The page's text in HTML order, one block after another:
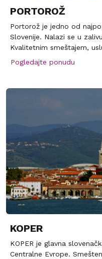
PORTOROŽ
Portorož je jedno od
Slovenije. Nalazi se u
Kvalitetnim smeštajem,
prijatnom klimom ovaj
uslove za odmor i
Pogledajte ponudu
KOPER
KOPER je glavna
Centralne Evrope.